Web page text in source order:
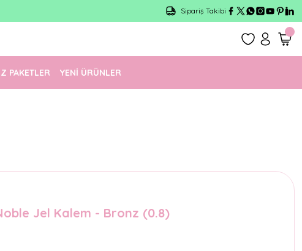
Sipariş Takibi
PAKETLER YENİ ÜRÜNLER
Jel Kalem - Bronz (0.8)